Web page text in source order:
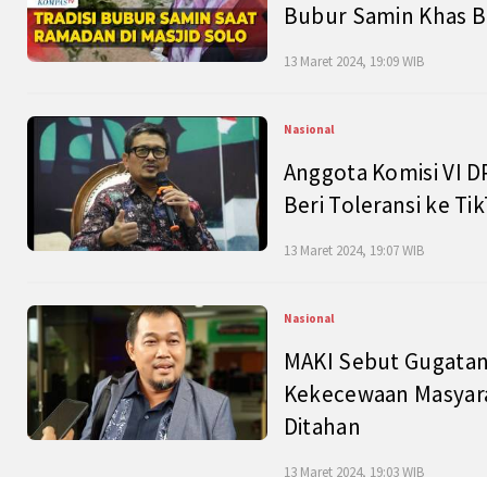
Bubur Samin Khas
13 Maret 2024, 19:09 WIB
Nasional
Anggota Komisi VI
Beri Toleransi ke
13 Maret 2024, 19:07 WIB
Nasional
MAKI Sebut
Kekecewaan
Ditahan
13 Maret 2024, 19:03 WIB